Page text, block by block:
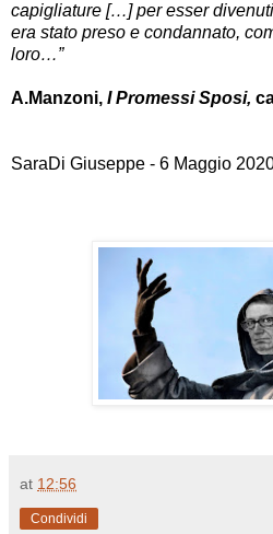
capigliature […] per esser
era stato preso e condannato,
loro…”
A.Manzoni, I Promessi Sposi,
SaraDi Giuseppe - 6 Maggio
at 12:56
Condividi